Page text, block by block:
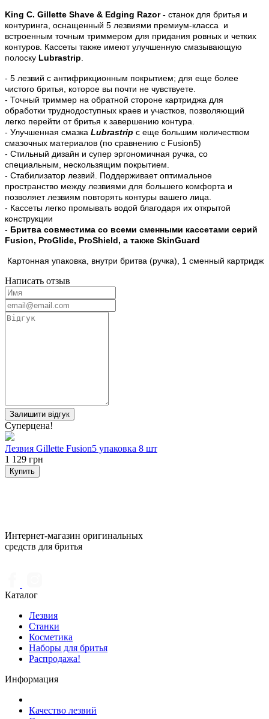
King С. Gillette Shave & Edging Razor - станок для бритья и
контуринга, оснащенный 5 лезвиями премиум-класса и
встроенным точным триммером для придания ровных и четких
контуров. Кассеты также имеют улучшенную смазывающую
полоску Lubrastrip
- 5 лезвий с антифрикционным покрытием; для еще более
чистого бритья, которое вы почти не чувствуете.
- Точный триммер на обратной стороне картриджа для
обработки труднодоступных краев и участков, позволяющий
легко перейти от бритья к завершению контура.
- Улучшенная смазка Lubrastrip с еще большим количеством
смазочных материалов (по сравнению с Fusion5)
- Стильный дизайн и супер эргономичная ручка, со
специальным, нескользящим покрытием.
- Стабилизатор лезвий.
Поддерживает оптимальное
пространство между лезвиями для большего комфорта и
позволяет лезвиям повторять контуры вашего лица.
- Кассеты легко промывать водой благодаря их открытой
конструкции
- Бритва совместима со всеми сменными кассетами серий
Fusion, ProGlide, ProShield, а также SkinGuard
Картонная упаковка, внутри бритва (ручка), 1 сменный картридж
Написать отзыв
Залишити відгук
Суперцена!
Лезвия Gillette Fusion5 упаковка 8 шт
1 129 грн
Купить
Интернет-магазин оригинальных
средств для бритья
Каталог
Лезвия
Станки
Косметика
Наборы для бритья
Распродажа!
Информация
Качество лезвий